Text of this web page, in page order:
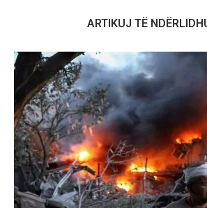
ARTIKUJ TË